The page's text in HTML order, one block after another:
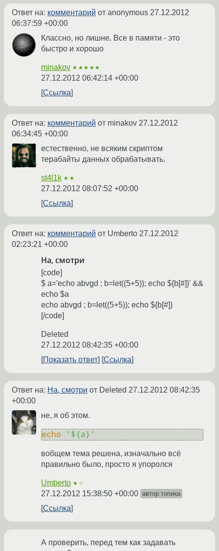
Ответ на: комментарий от anonymous 27.12.2012
06:37:59 +00:00
Классно, но лишне. Все в памяти - это
быстро и хорошо
minakov ★★★★★
27.12.2012 06:42:14 +00:00
Ссылка
Ответ на: комментарий от minakov 27.12.2012
06:34:45 +00:00
естественно, не всяким скриптом
терабайты данных обрабатывать.
st4l1k ★★
27.12.2012 08:07:52 +00:00
Ссылка
Ответ на: комментарий от Umberto 27.12.2012
02:23:21 +00:00
На, смотри
[code]
$ a='echo abvgd ; b=let((5+5)); echo ${b[#]}' &&
echo $a
echo abvgd ; b=let((5+5)); echo ${b[#]}
[/code]
Deleted
27.12.2012 08:42:35 +00:00
Показать ответ
Ссылка
Ответ на: На, смотри от Deleted 27.12.2012 08:42:35
+00:00
не, я об этом.
echo '${a}'
вобщем тема решена, изначально всё
правильно было, просто я упоролся
Umberto ★☆
27.12.2012 15:38:50 +00:00 автор топика
Ссылка
А проверить, перед тем как задавать